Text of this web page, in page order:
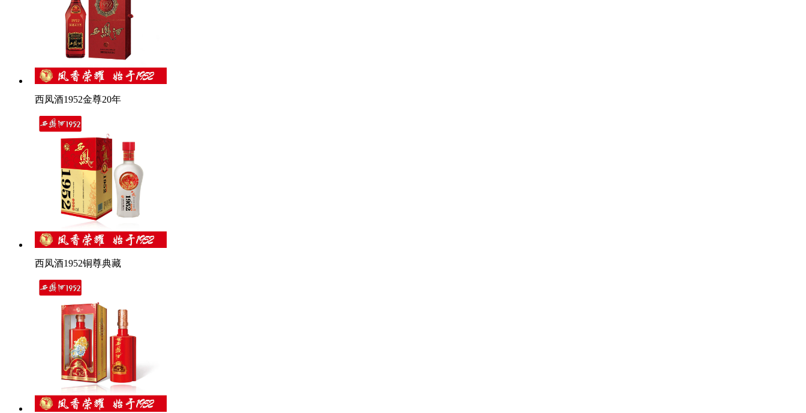
西凤酒1952金尊20年
西凤酒1952铜尊典藏